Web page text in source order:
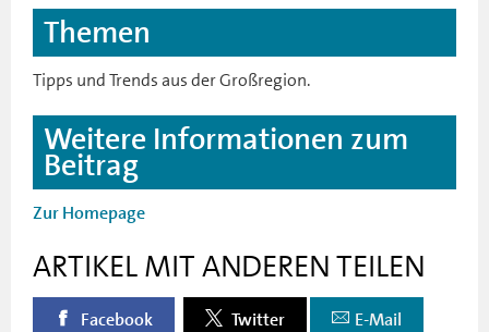
Themen
Tipps und Trends aus der Großregion.
Weitere Informationen zum
Beitrag
Zur Homepage
ARTIKEL MIT ANDEREN TEILEN
Facebook Twitter E-Mail